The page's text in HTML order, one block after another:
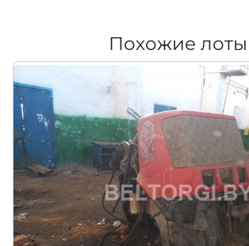
Похожие лоты